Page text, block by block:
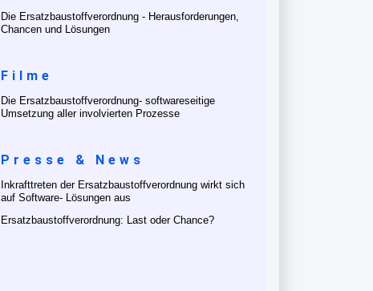
Die Ersatzbaustoffverordnung - Herausforderungen,
Chancen und Lösungen
Filme
Die Ersatzbaustoffverordnung- softwareseitige
Umsetzung aller involvierten Prozesse
Presse & News
Inkrafttreten der Ersatzbaustoffverordnung wirkt sich
auf Software- Lösungen aus
Ersatzbaustoffverordnung: Last oder Chance?